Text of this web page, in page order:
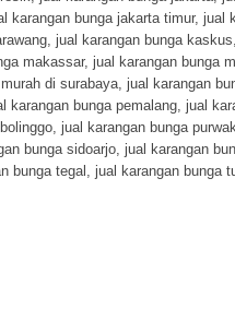
karangan bunga jakarta timur, jual
, jual karangan bunga kaskus,
makassar, jual karangan bunga
di surabaya, jual karangan
karangan bunga pemalang, jual
, jual karangan bunga
bunga sidoarjo, jual karangan
bunga tegal , jual karangan bunga